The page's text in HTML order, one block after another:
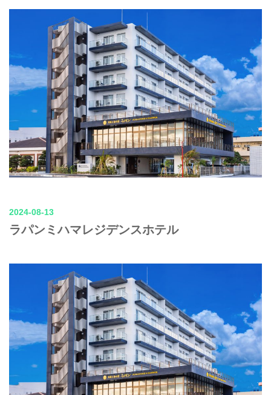
2024-08-13
ラパンミハマレジデンスホテル